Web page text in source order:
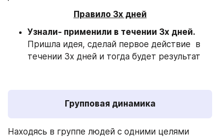
Правило 3х дней
Узнали- применили в течении 3х дней.
Пришла идея, сделай первое действие  в
течении 3х дней и тогда будет результат
Находясь в группе людей с одними целями